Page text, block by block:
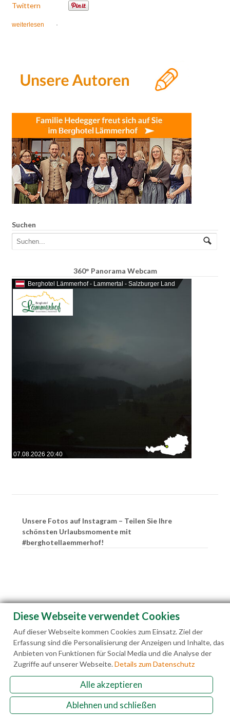
Twittern
weiterlesen ·
Suchen
360° Panorama Webcam
Berghotel Lämmerhof - Lammertal - Salzburger Land
07.08.2026 20:40
Unsere Fotos auf Instagram – Teilen Sie Ihre
schönsten Urlaubsmomente mit
#berghotellaemmerhof!
Familie Hedegger Lämmerhofweg 2 A-5522 St.
Martin a. Tgb.
Diese Webseite verwendet Cookies
Auf dieser Webseite kommen Cookies zum Einsatz. Ziel der
Erfassung sind die Personalisierung der Anzeigen und Inhalte, das
Anbieten von Funktionen für Social Media und die Analyse der
Zugriffe auf unserer Webseite.Details zum Datenschutz
Alle akzeptieren
Ablehnen und schließen